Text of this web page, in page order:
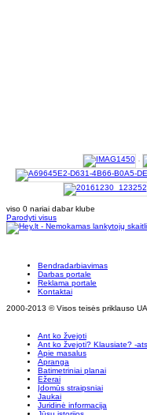
viso 0 nariai dabar klube
Parodyti visus
Bendradarbiavimas
Darbas portale
Reklama portale
Kontaktai
2000-2013 © Visos teisės priklauso
Ant ko žvejoti
Ant ko žvejoti? Klausiate? -
Apie masalus
Apranga
Batimetriniai planai
Ežerai
Įdomūs straipsniai
Jaukai
Juridinė informacija